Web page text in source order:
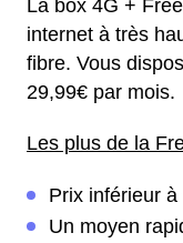
La box 4G +
internet à très
fibre. Vous
29,99€ par mois.
Les plus de la
Prix inférieur
Un moyen